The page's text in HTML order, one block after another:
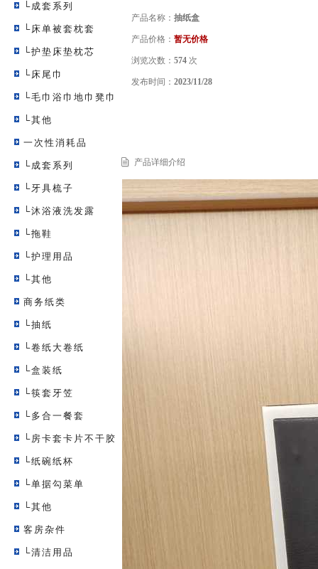
└成套系列
└床单被套枕套
└护垫床垫枕芯
└床尾巾
└毛巾浴巾地巾凳巾
└其他
一次性消耗品
└成套系列
└牙具梳子
└沐浴液洗发露
└拖鞋
└护理用品
└其他
商务纸类
└抽纸
└卷纸大卷纸
└盒装纸
└筷套牙笠
└多合一餐套
└房卡套卡片不干胶
└纸碗纸杯
└单据勾菜单
└其他
客房杂件
└清洁用品
产品名称： 抽纸盒
产品价格： 暂无价格
浏览次数： 574次
发布时间： 2023/11/28
产品详细介绍